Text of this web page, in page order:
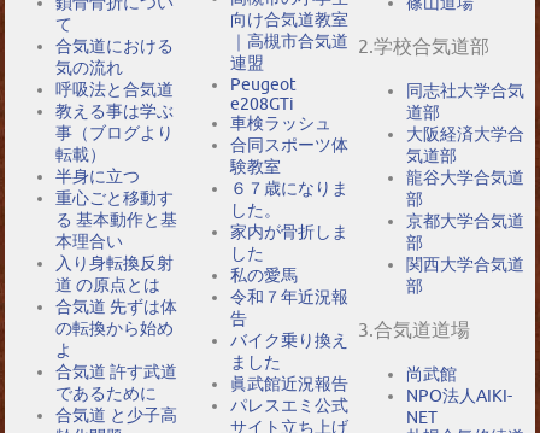
て
合気道における
気の流れ
呼吸法と合気道
教える事は学ぶ
事（ブログより
転載）
半身に立つ
重心ごと移動す
る 基本動作と基
本理合い
入り身転換反射
道 の原点とは
合気道 先ずは体
の転換から始め
よ
合気道 許す武道
であるために
合気道 と少子高
向け合気道教室
｜高槻市合気道
連盟
Peugeot
e208GTi
車検ラッシュ
合同スポーツ体
験教室
６７歳になりま
した。
家内が骨折しま
した
私の愛馬
令和７年近況報
告
バイク乗り換え
ました
眞武館近況報告
パレスエミ公式
サイト立ち上げ
2.学校合気道部
同志社大学合気
道部
大阪経済大学合
気道部
龍谷大学合気道
部
京都大学合気道
部
関西大学合気道
部
3.合気道道場
尚武館
NPO法人AIKI-
NET